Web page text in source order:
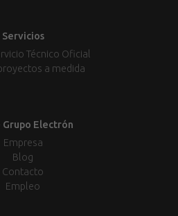
Servicios
Técnico Oficial
a medida
Grupo Electrón
Empresa
Blog
Contacto
Empleo